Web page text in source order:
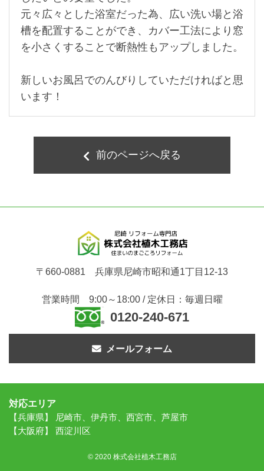
元々広々とした浴室だった為、広い洗い場と浴
槽を配置することができ、カバー工法により窓
を小さくすることで断熱性もアップしました。
新しいお風呂でのんびりしていただければと思
います！
前のページへ戻る
〒660-0881 兵庫県尼崎市昭和通1丁目12-13
営業時間 9:00～18:00 / 定休日：毎週日曜
0120-240-671
メールフォーム
対応エリア
【兵庫県】 尼崎市、伊丹市、西宮市、芦屋市
【大阪府】 西淀川区
© 2020 株式会社植木工務店